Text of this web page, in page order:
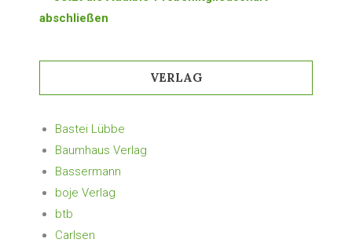
abschließen
VERLAG
Bastei Lübbe
Baumhaus Verlag
Bassermann
boje Verlag
btb
Carlsen